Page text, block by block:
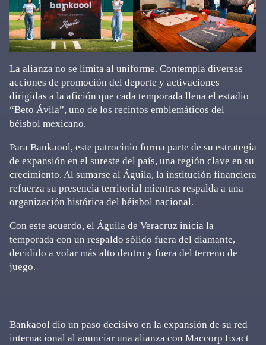
La alianza no se limita al uniforme. Contempla diversas
acciones de promoción del deporte y activaciones
dirigidas a la afición que cada temporada llena el estadio
“Beto Ávila”, uno de los recintos emblemáticos del
béisbol mexicano.
Para Bankaool, este patrocinio forma parte de su estrategia
de expansión en el sureste del país, una región clave en su
crecimiento. Al sumarse al Águila, la institución financiera
refuerza su presencia territorial mientras respalda a una
organización histórica del béisbol nacional.
Con este acuerdo, el Águila de Veracruz inicia la
temporada con un respaldo sólido fuera del diamante,
decidido a volar más alto dentro y fuera del terreno de
juego.
Bankaool dio un paso decisivo en la expansión de su red
internacional al anunciar una alianza con Maccorp Exact